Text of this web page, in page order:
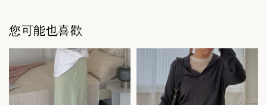
您可能也喜歡